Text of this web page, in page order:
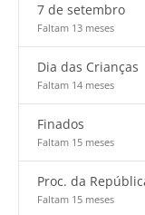
7 de setembro
Faltam 13 meses
Dia das Crianças
Faltam 14 meses
Finados
Faltam 15 meses
Proc. da
Faltam 15 meses